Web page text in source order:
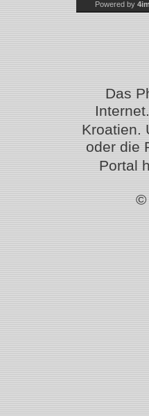
Powered by
Das
Kroatien.
oder die
Portal
©